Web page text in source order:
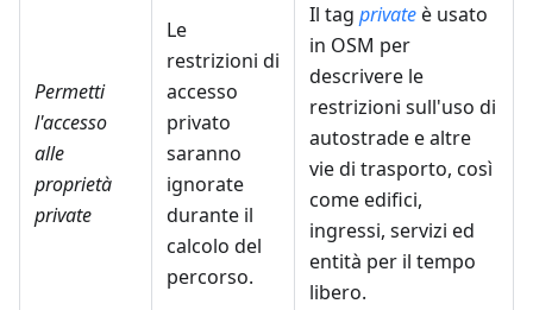
Permetti
l'accesso
alle
proprietà
private
Le
restrizioni di
accesso
privato
saranno
ignorate
durante il
calcolo del
percorso.
Il tag privateè usato
in OSM per
descrivere le
restrizioni sull'uso di
autostrade e altre
vie di trasporto, così
come edifici,
ingressi, servizi ed
entità per il tempo
libero.